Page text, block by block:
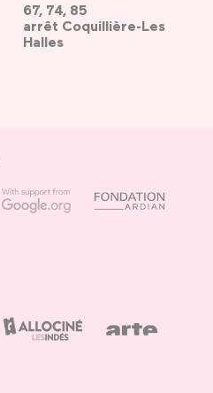
67, 74, 85
arrêt Coquillière-Les
Halles